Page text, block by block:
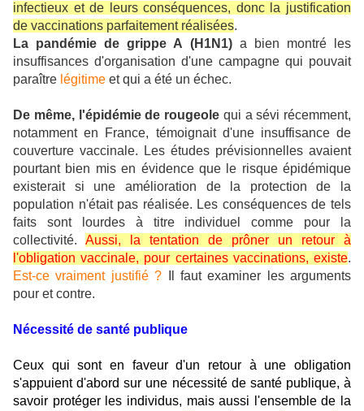
infectieux et de leurs conséquences, donc la justification
de vaccinations parfaitement réalisées.
La pandémie de grippe A (H1N1)a bien montré les
insuffisances d'organisation d'une campagne qui pouvait
paraître légitime et qui a été un échec.
De même, l'épidémie de rougeole qui a sévi récemment,
notamment en France, témoignait d'une insuffisance de
couverture vaccinale. Les études prévisionnelles avaient
pourtant bien mis en évidence que le risque épidémique
existerait si une amélioration de la protection de la
population n'était pas réalisée. Les conséquences de tels
faits sont lourdes à titre individuel comme pour la
collectivité. Aussi, la tentation de prôner un retour à
l'obligation vaccinale, pour certaines vaccinations, existe.
Est-ce vraiment justifié ? Il faut examiner les arguments
pour et contre.
Nécessité de santé publique
Ceux qui sont en faveur d'un retour à une obligation
s'appuient d'abord sur une nécessité de santé publique, à
savoir protéger les individus, mais aussi l'ensemble de la